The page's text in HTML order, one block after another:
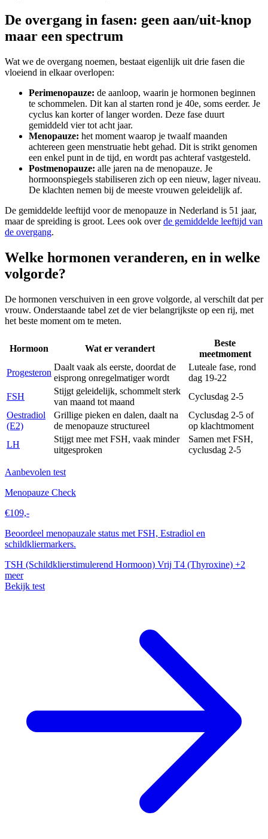
De overgang in fasen: geen aan/uit-knop
maar een spectrum
Wat we de overgang noemen, bestaat eigenlijk uit drie fasen die
vloeiend in elkaar overlopen:
Perimenopauze: de aanloop, waarin je hormonen beginnen
te schommelen. Dit kan al starten rond je 40e, soms eerder. Je
cyclus kan korter of langer worden. Deze fase duurt
gemiddeld vier tot acht jaar.
Menopauze: het moment waarop je twaalf maanden
achtereen geen menstruatie hebt gehad. Dit is strikt genomen
een enkel punt in de tijd, en wordt pas achteraf vastgesteld.
Postmenopauze: alle jaren na de menopauze. Je
hormoonspiegels stabiliseren zich op een nieuw, lager niveau.
De klachten nemen bij de meeste vrouwen geleidelijk af.
De gemiddelde leeftijd voor de menopauze in Nederland is 51 jaar,
maar de spreiding is groot. Lees ook overde gemiddelde leeftijd van
de overgang.
Welke hormonen veranderen, en in welke
volgorde?
De hormonen verschuiven in een grove volgorde, al verschilt dat per
vrouw. Onderstaande tabel zet de vier belangrijkste op een rij, met
het beste moment om te meten.
Hormoon Wat er verandert
Beste
meetmoment
Progesteron
Daalt vaak als eerste, doordat de
eisprong onregelmatiger wordt
Luteale fase, rond
dag 19-22
FSH
Stijgt geleidelijk, schommelt sterk
van maand tot maand
Cyclusdag 2-5
Oestradiol
(E2)
Grillige pieken en dalen, daalt na
de menopauze structureel
Cyclusdag 2-5 of
op klachtmoment
LH
Stijgt mee met FSH, vaak minder
uitgesproken
Samen met FSH,
cyclusdag 2-5
Aanbevolen test
Menopauze Check
€109,-
Beoordeel menopauzale status met FSH, Estradiol en
schildkliermarkers.
TSH (Schildklierstimulerend Hormoon) Vrij T4 (Thyroxine) +2
meer
Bekijk test